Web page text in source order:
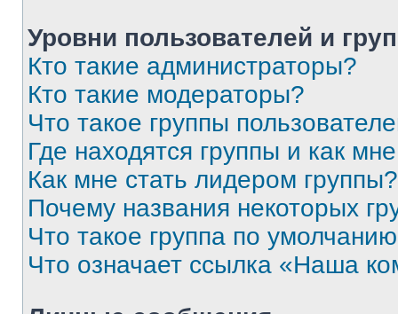
Уровни пользователей и
Кто такие администраторы?
Кто такие модераторы?
Что такое группы
Где находятся группы и как
Как мне стать лидером группы?
Почему названия некоторых
Что такое группа по
Что означает ссылка «Наша